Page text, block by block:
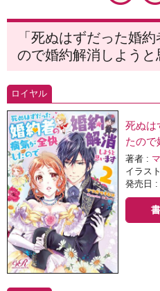
「死ぬはずだった婚
ので婚約解消しよう
ロイヤル
死ぬは
たので
著者 :
イラス
発売日 :